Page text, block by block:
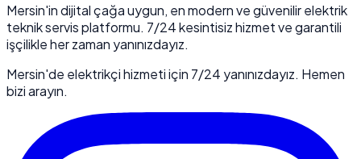
Mersin'in dijital çağa uygun, en modern ve güvenilir elektrik
teknik servis platformu. 7/24 kesintisiz hizmet ve garantili
işçilikle her zaman yanınızdayız.
Mersin'de elektrikçi hizmeti için 7/24 yanınızdayız. Hemen
bizi arayın.